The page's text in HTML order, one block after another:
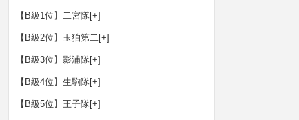
【B級1位】二宮隊[+]
【B級2位】玉狛第二[+]
【B級3位】影浦隊[+]
【B級4位】生駒隊[+]
【B級5位】王子隊[+]